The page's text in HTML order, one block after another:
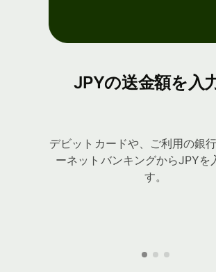
JPYの送金額を入力
デビットカードや、ご利用の銀
ーネットバンキングからJPYを
す。